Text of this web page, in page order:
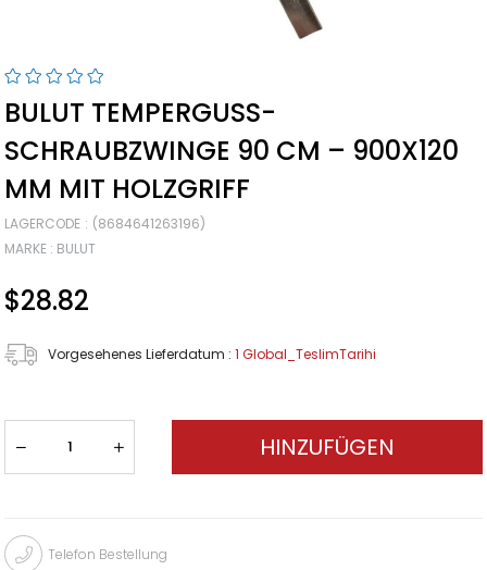
BULUT TEMPERGUSS-
SCHRAUBZWINGE 90 CM – 900X120
MM MIT HOLZGRIFF
LAGERCODE
(8684641263196)
MARKE : BULUT
$28.82
Vorgesehenes Lieferdatum : 1 Global_TeslimTarihi
Telefon Bestellung